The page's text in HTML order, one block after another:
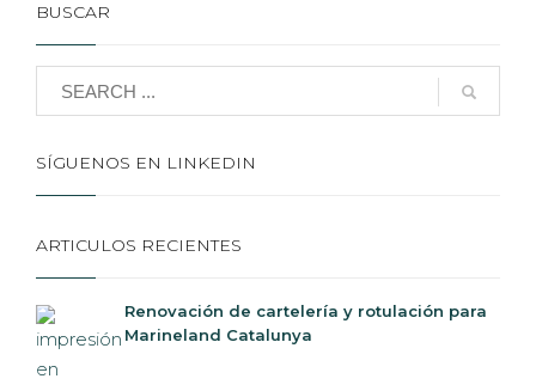
BUSCAR
SÍGUENOS EN LINKEDIN
ARTICULOS RECIENTES
Renovación de cartelería y rotulación para
Marineland Catalunya